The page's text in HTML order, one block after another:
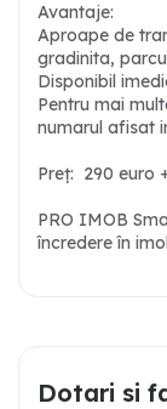
Avantaje:
Aproape de
gradinita,
Disponibil
Pentru mai
numarul afisat
Preț: 290 euro
PRO IMOB
încredere în
Dotari si